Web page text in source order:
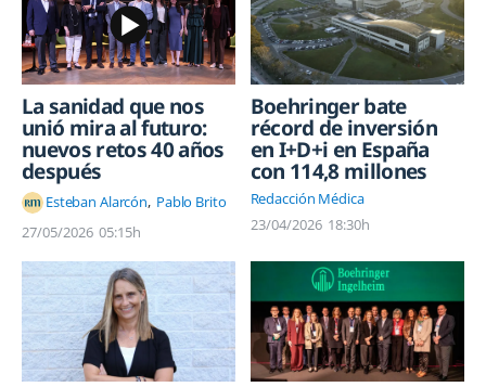
La sanidad que nos
unió mira al futuro:
nuevos retos 40 años
después
Esteban Alarcón Pablo Brito
27/05/2026 05:15h
Boehringer bate
récord de inversión
en I+D+i en España
con 114,8 millones
Redacción Médica
23/04/2026 18:30h